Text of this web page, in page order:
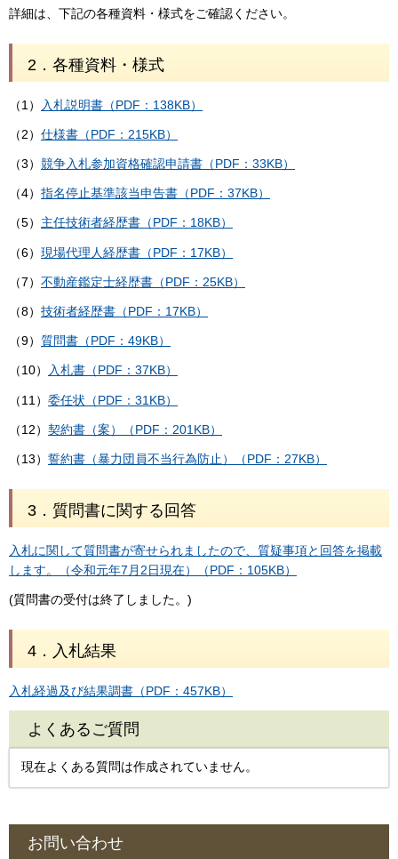
詳細は、下記の各種資料・様式をご確認ください。
2．各種資料・様式
（1） 入札説明書（PDF：138KB）
（2） 仕様書（PDF：215KB）
（3） 競争入札参加資格確認申請書（PDF：33KB）
（4） 指名停止基準該当申告書（PDF：37KB）
（5） 主任技術者経歴書（PDF：18KB）
（6） 現場代理人経歴書（PDF：17KB）
（7） 不動産鑑定士経歴書（PDF：25KB）
（8） 技術者経歴書（PDF：17KB）
（9） 質問書（PDF：49KB）
（10） 入札書（PDF：37KB）
（11） 委任状（PDF：31KB）
（12） 契約書（案）（PDF：201KB）
（13） 誓約書（暴力団員不当行為防止）（PDF：27KB）
3．質問書に関する回答
入札に関して質問書が寄せられましたので、質疑事項と回答を掲載
します。（令和元年7月2日現在）（PDF：105KB）
(質問書の受付は終了しました。)
4．入札結果
入札経過及び結果調書（PDF：457KB）
よくあるご質問
現在よくある質問は作成されていません。
お問い合わせ